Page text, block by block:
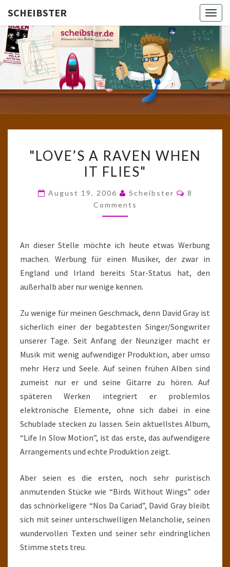
SCHEIBSTER
Gutbürgerliche
Reime Und
Mehr! In
Blogform.
School!
A
RAVEN
IT
FLIES"
"LOVE’S A RAVEN WHEN
IT FLIES"
August 19, 2006 Scheibster Comments
8
Comments
An dieser Stelle möchte ich heute etwas Werbung
machen. Werbung für einen Musiker, der zwar in
England und Irland bereits Star-Status hat, den
außerhalb aber nur wenige kennen.
Zu wenige für meinen Geschmack, denn David Gray ist
sicherlich einer der begabtesten Singer/Songwriter
unserer Tage. Seit Anfang der Neunziger macht er
Musik mit wenig aufwendiger Produktion, aber umso
mehr Herz und Seele. Auf seinen frühen Alben sind
zumeist nur er und seine Gitarre zu hören. Auf
späteren Werken integriert er problemlos
elektronische Elemente, ohne sich dabei in eine
Schublade stecken zu lassen. Sein aktuellstes Album,
“Life In Slow Motion”, ist das erste, das aufwendigere
Arrangements und echte Produktion zeigt.
Aber seien es die ersten, noch sehr puristisch
anmutenden Stücke wie “Birds Without Wings” oder
das schnörkeligere “Nos Da Cariad”, David Gray bleibt
sich mit seiner unterschwelligen Melancholie, seinen
wundervollen Texten und seiner sehr eindringlichen
Stimme stets treu.